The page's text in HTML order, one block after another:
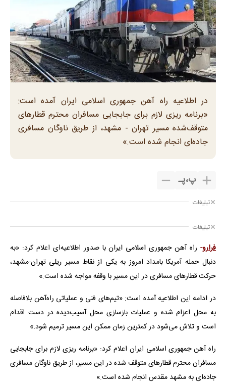
در اطلاعیه راه آهن جمهوری اسلامی ایران آمده است:
«برنامه ریزی لازم برای جابجایی مسافران محترم قطارهای
متوقف‌شده مسیر تهران - مشهد، از طریق ناوگان مسافری
جاده‌ای انجام شده است.»
پ،پـ
تبلیغات
تبلیغات
فرارو- راه آهن جمهوری اسلامی ایران با صدور اطلاعیه‌ای اعلام کرد: «به
دنبال حمله آمریکا بامداد امروز به یکی از نقاط مسیر ریلی تهران-مشهد،
حرکت قطارهای مسافری در این مسیر با وقفه مواجه شده است.»
در ادامه این اطلاعیه آمده است: «تیم‌های فنی و عملیاتی راه‌آهن بلافاصله
به محل اعزام شده و عملیات بازسازی محل آسیب‌دیده در دست اقدام
است و تلاش می‌شود در کمترین زمان ممکن این مسیر ترمیم شود.»
راه آهن جمهوری اسلامی ایران اعلام کرد: «برنامه ریزی لازم برای جابجایی
مسافران محترم قطارهای متوقف شده در این مسیر، از طریق ناوگان مسافری
جاده‌ای به مشهد مقدس انجام شده است.»